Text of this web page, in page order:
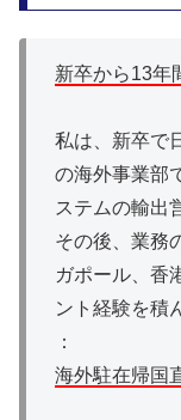
新卒から13年
私は、新卒で
の海外事業部
ステムの輸出
その後、業務
ガポール、香
ント経験を積
：
海外駐在帰国